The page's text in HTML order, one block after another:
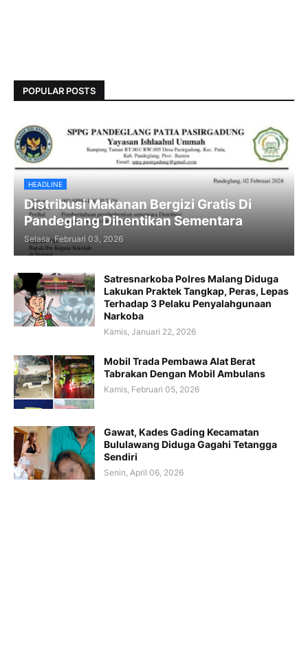
POPULAR POSTS
HEADLINE
Distribusi Makanan Bergizi Gratis Di
Pandeglang Dihentikan Sementara
Selasa, Februari 03, 2026
Satresnarkoba Polres Malang Diduga
Lakukan Praktek Tangkap, Peras, Lepas
Terhadap 3 Pelaku Penyalahgunaan
Narkoba
Kamis, Januari 22, 2026
Mobil Trada Pembawa Alat Berat
Tabrakan Dengan Mobil Ambulans
Kamis, Februari 05, 2026
Gawat, Kades Gading Kecamatan
Bululawang Diduga Gagahi Tetangga
Sendiri
Senin, April 06, 2026